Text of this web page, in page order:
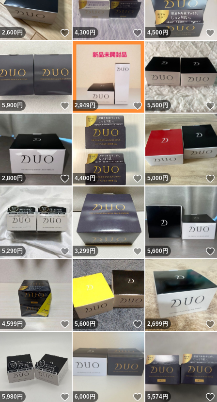
2,600円 いいね！
4,300円 いいね！
4,500円
5,900円 いいね！
2,949円 いいね！
5,500円
2,800円 いいね！
4,400円 いいね！
5,000円
5,290円 いいね！
3,299円 いいね！
5,600円
4,599円 いいね！
5,600円 いいね！
2,699円
5,980円 いいね！
6,000円 いいね！
5,574円